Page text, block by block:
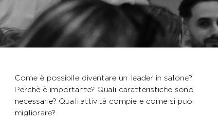
Come è possibile diventare un leader in salone?
Perchè è importante? Quali caratteristiche sono
necessarie? Quali attività compie e come si può
migliorare?